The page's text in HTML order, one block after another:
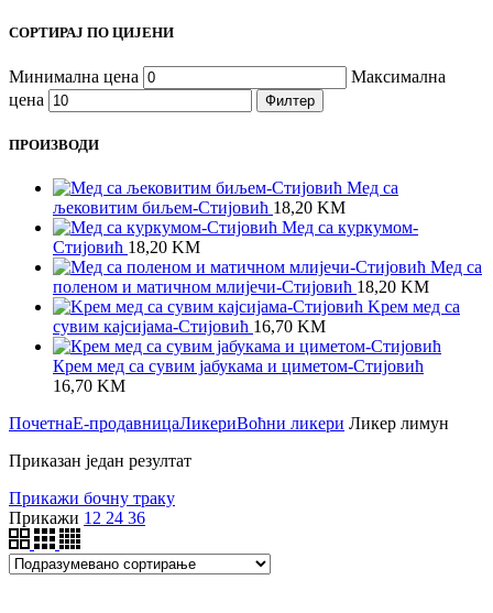
СОРТИРАЈ ПО ЦИЈЕНИ
Минимална цена
Максимална
цена
Филтер
ПРОИЗВОДИ
Мед са
љековитим биљем-Стијовић 18,20 KM
Meд са куркумом-
Стијовић 18,20 KM
Мед са
поленом и матичном млијечи-Стијовић 18,20 KM
Kрем мед са
сувим кајсијама-Стијовић 16,70 KM
Крем мед са сувим јабукама и циметом-Стијовић
16,70 KM
ПочетнаЕ-продавницаЛикериВоћни ликери Ликер лимун
Приказан један резултат
Прикажи бочну траку
Прикажи 12 24 36